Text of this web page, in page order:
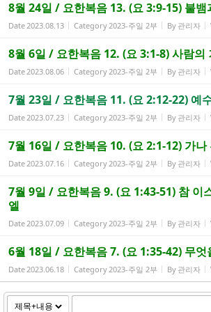
8월 24일 / 요한복음 13. (요 3:9-15) 불뱀
Date2023.08.13 Category2023-주일 2부 By 관리자
8월 6일 / 요한복음 12. (요 3:1-8) 사람의
Date2023.08.06 Category2023-주일 2부 By 관리자
7월 23일 / 요한복음 11. (요 2:12-22) 예
Date2023.07.23 Category2023-주일 2부 By 관리자
7월 16일 / 요한복음 10. (요 2:1-12) 가나
Date2023.07.16 Category2023-주일 2부 By 관리자
7월 9일 / 요한복음 9. (요 1:43-51) 참 이
엘
Date2023.07.09 Category2023-주일 2부 By 관리자
6월 18일 / 요한복음 7. (요 1:35-42) 무엇
Date2023.06.18 Category2023-주일 2부 By 관리자